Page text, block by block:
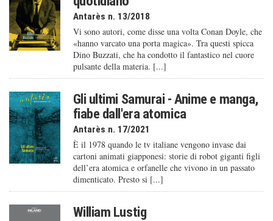
Antarès n. 13/2018
Vi sono autori, come disse una volta Conan Doyle, che
«hanno varcato una porta magica». Tra questi spicca
Dino Buzzati, che ha condotto il fantastico nel cuore
pulsante della materia. [...]
Gli ultimi Samurai - Anime e manga,
fiabe dall'era atomica
Antarès n. 17/2021
È il 1978 quando le tv italiane vengono invase dai
cartoni animati giapponesi: storie di robot giganti figli
dell’era atomica e orfanelle che vivono in un passato
dimenticato. Presto si [...]
William Lustig